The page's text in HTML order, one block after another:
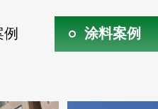
涂料案例